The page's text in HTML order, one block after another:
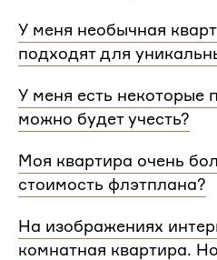
У меня необычная
подходят для
планировки и учтем
квартиры.
У меня есть некоторые
можно будет учесть?
согласуем с вами
расстановку мебели и
дизайнером Flatplan
Моя квартира очень
стоимость флэтплана?
площади. Однако если у
или квартира, нужно
На изображениях
комнатная квартира.